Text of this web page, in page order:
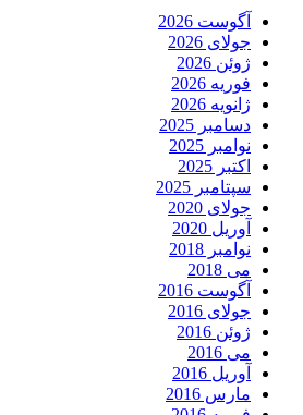
آگوست 2026
جولای 2026
ژوئن 2026
فوریه 2026
ژانویه 2026
دسامبر 2025
نوامبر 2025
اکتبر 2025
سپتامبر 2025
جولای 2020
آوریل 2020
نوامبر 2018
می 2018
آگوست 2016
جولای 2016
ژوئن 2016
می 2016
آوریل 2016
مارس 2016